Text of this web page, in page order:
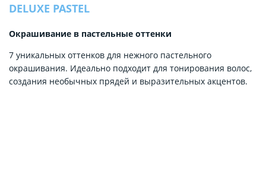
DELUXE PASTEL
Окрашивание в пастельные оттенки
7 уникальных оттенков для нежного пастельного
окрашивания. Идеально подходит для тонирования волос,
создания необычных прядей и выразительных акцентов.